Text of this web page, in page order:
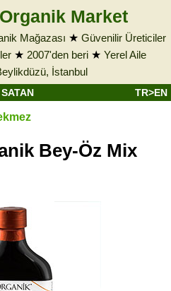
Market
Mağazası ★ Güvenilir Üreticiler
★ 2007'den beri★ Yerel Aile
İstanbul
TR>EN
Bey-Öz Mix